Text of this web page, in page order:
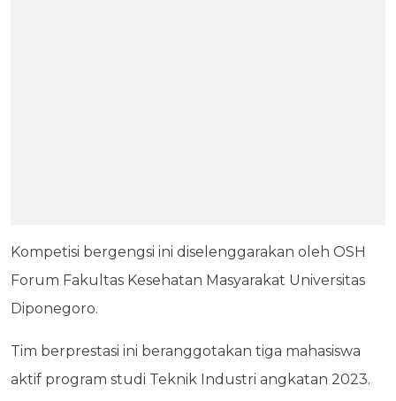
Kompetisi bergengsi ini diselenggarakan oleh OSH
Forum Fakultas Kesehatan Masyarakat Universitas
Diponegoro.
Tim berprestasi ini beranggotakan tiga mahasiswa
aktif program studi Teknik Industri angkatan 2023.